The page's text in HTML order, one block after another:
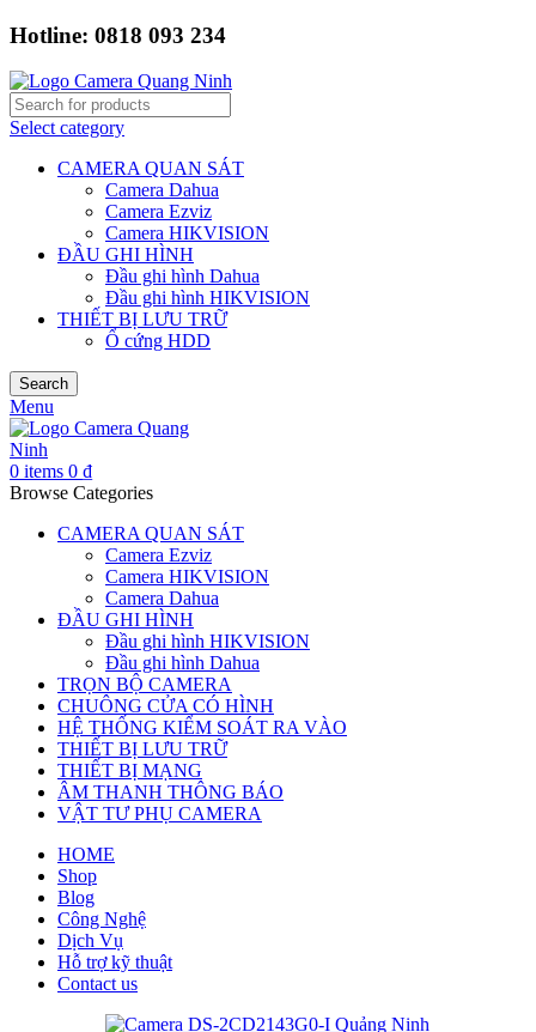
Hotline: 0818 093 234
Select category
CAMERA QUAN SÁT
Camera Dahua
Camera Ezviz
Camera HIKVISION
ĐẦU GHI HÌNH
Đầu ghi hình Dahua
Đầu ghi hình HIKVISION
THIẾT BỊ LƯU TRỮ
Ổ cứng HDD
Search
Menu
0 items 0 ₫
Browse Categories
CAMERA QUAN SÁT
Camera Ezviz
Camera HIKVISION
Camera Dahua
ĐẦU GHI HÌNH
Đầu ghi hình HIKVISION
Đầu ghi hình Dahua
TRỌN BỘ CAMERA
CHUÔNG CỬA CÓ HÌNH
HỆ THỐNG KIỂM SOÁT RA VÀO
THIẾT BỊ LƯU TRỮ
THIẾT BỊ MẠNG
ÂM THANH THÔNG BÁO
VẬT TƯ PHỤ CAMERA
HOME
Shop
Blog
Công Nghệ
Dịch Vụ
Hỗ trợ kỹ thuật
Contact us